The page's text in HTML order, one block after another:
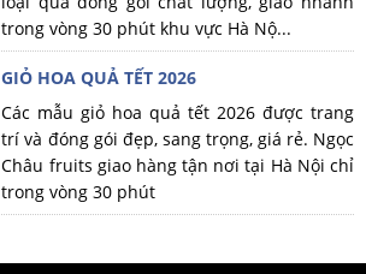
trong vòng 30 phút khu vực Hà Nộ...
GIỎ HOA QUẢ TẾT 2026
Các mẫu giỏ hoa quả tết 2026 được trang
trí và đóng gói đẹp, sang trọng, giá rẻ. Ngọc
Châu fruits giao hàng tận nơi tại Hà Nội chỉ
trong vòng 30 phút